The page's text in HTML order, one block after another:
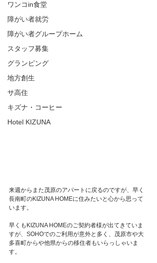
ワンコin食堂
障がい者就労
障がい者グループホーム
スタッフ募集
グランピング
地方創生
サ高住
キズナ・コーヒー
Hotel KIZUNA
来週からまた茂原のアパートに戻るのですが、早く
長南町のKIZUNA HOMEに住みたいと心から思って
います。
早くもKIZUNA HOMEのご契約者様が出てきていま
すが、SOHOでのご利用が意外と多く、茂原市や大
多喜町からや他県からの移住者もいらっしゃいま
す。